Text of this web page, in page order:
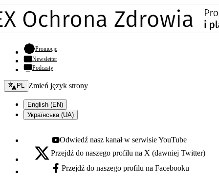
Promocje- otwiera się w nowej karcie
Newsletter
Podcasty
Zmień język - bieżący:
PL Zmień język strony
English (EN)
Українська (UA)
Youtube - otwiera się w nowej karcie
Odwiedź nasz kanał w serwisie YouTube
X - otwiera się w nowej karcie
Przejdź do naszego profilu na X (dawniej Twitter)
Facebook - otwiera się w nowej karcie
Przejdź do naszego profilu na Facebooku